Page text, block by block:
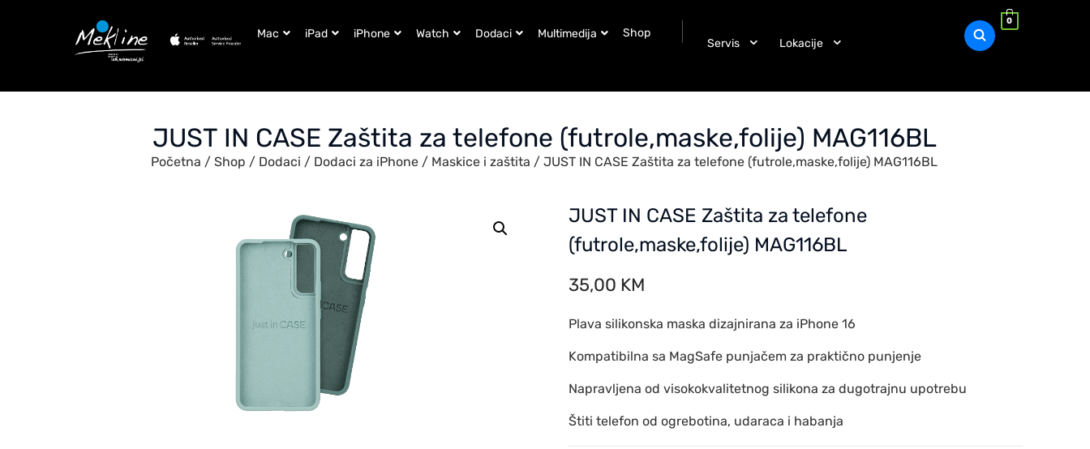
Mac iPad iPhone Watch Dodaci Multimedija Shop
Servis Lokacije
0
JUST IN CASE Zaštita za telefone (futrole,maske,folije) MAG116BL
Početna / Shop / Dodaci / Dodaci za iPhone / Maskice i zaštita / JUST IN CASE Zaštita za telefone (futrole,maske,folije) MAG116BL
JUST IN CASE Zaštita za telefone
(futrole,maske,folije) MAG116BL
35,00 KM
Plava silikonska maska dizajnirana za iPhone 16
Kompatibilna sa MagSafe punjačem za praktično punjenje
Napravljena od visokokvalitetnog silikona za dugotrajnu upotrebu
Štiti telefon od ogrebotina, udaraca i habanja